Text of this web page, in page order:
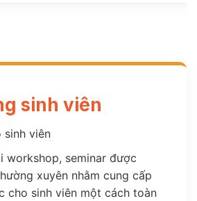
sinh viên
sinh viên
workshop, seminar được
xuyên nhằm cung cấp
cho sinh viên một cách toàn